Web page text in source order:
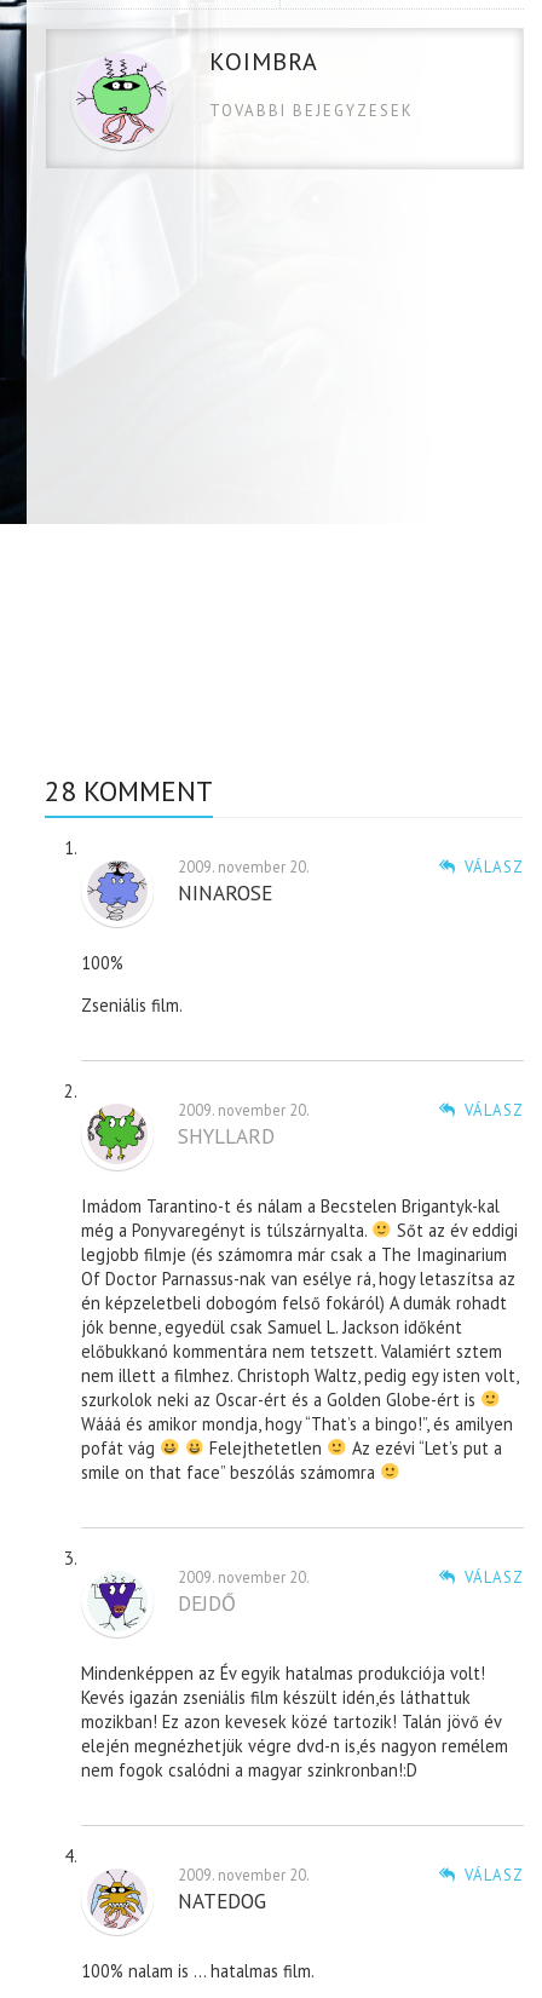
KOIMBRA
TOVABBI BEJEGYZESEK
28 KOMMENT
VÁLASZ
2009. november 20.
NINAROSE
100%
Zseniális film.
VÁLASZ
2009. november 20.
SHYLLARD
Imádom Tarantino-t és nálam a Becstelen Brigantyk-kal
még a Ponyvaregényt is túlszárnyalta.
Sőt az év eddigi
legjobb filmje (és számomra már csak a The Imaginarium
Of Doctor Parnassus-nak van esélye rá, hogy letaszítsa az
én képzeletbeli dobogóm felső fokáról) A dumák rohadt
jók benne, egyedül csak Samuel L. Jackson időként
előbukkanó kommentára nem tetszett. Valamiért sztem
nem illett a filmhez. Christoph Waltz, pedig egy isten volt,
szurkolok neki az Oscar-ért és a Golden Globe-ért is
Wááá és amikor mondja, hogy “That’s a bingo!”, és amilyen
pofát vág
Felejthetetlen
Az ezévi “Let’s put a
smile on that face” beszólás számomra
VÁLASZ
2009. november 20.
DEJDŐ
Mindenképpen az Év egyik hatalmas produkciója volt!
Kevés igazán zseniális film készült idén,és láthattuk
mozikban! Ez azon kevesek közé tartozik! Talán jövő év
elején megnézhetjük végre dvd-n is,és nagyon remélem
nem fogok csalódni a magyar szinkronban!:D
VÁLASZ
2009. november 20.
NATEDOG
100% nalam is … hatalmas film.